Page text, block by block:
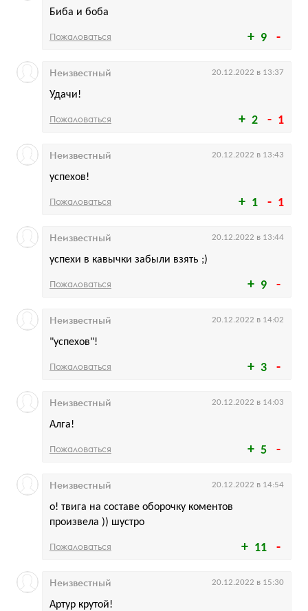
9
Биба и боба
Пожаловаться
2 1
Удачи!
Неизвестный 20.12.2022 в 13:37
Пожаловаться
1 1
успехов!
Неизвестный 20.12.2022 в 13:43
Пожаловаться
9
успехи в кавычки забыли взять ;)
Неизвестный 20.12.2022 в 13:44
Пожаловаться
3
"успехов"!
Неизвестный 20.12.2022 в 14:02
Пожаловаться
5
Алга!
Неизвестный 20.12.2022 в 14:03
Пожаловаться
11
о! твига на составе оборочку коментов
произвела )) шустро
Неизвестный 20.12.2022 в 14:54
Пожаловаться
Артур крутой!
Неизвестный 20.12.2022 в 15:30